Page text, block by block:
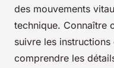
des mouvements
technique. Connaître
suivre les
comprendre les